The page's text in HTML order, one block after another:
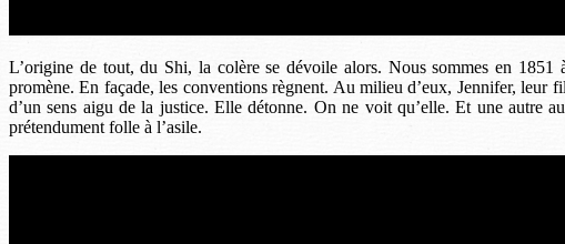
L’origine de tout, du Shi, la colère se dévoile alors. Nous sommes en
promène. En façade, les conventions règnent. Au milieu d’eux, Jennifer, leur
d’un sens aigu de la justice. Elle détonne. On ne voit qu’elle. Et une autre
prétendument folle à l’asile.